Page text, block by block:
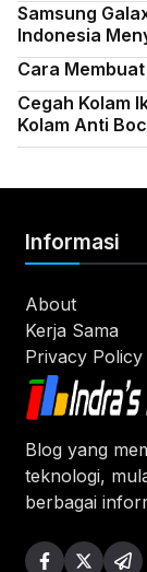
Samsung
Indonesia
Cara
Cegah Kolam
Kolam Anti
Blog yang
teknologi,
berbagai
Informasi
About
Kerja Sama
Privacy Policy